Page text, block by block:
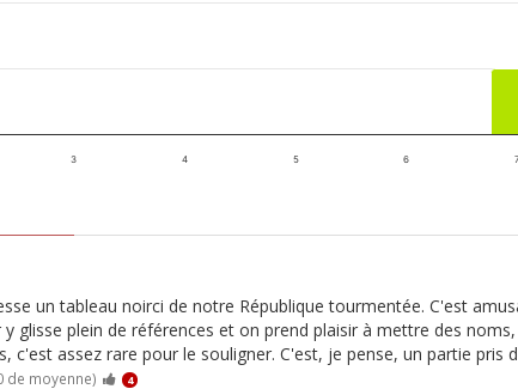
3 4 5 6 7
un tableau noirci de notre République tourmentée. C'est
glisse plein de références et on prend plaisir à mettre des
c'est assez rare pour le souligner. C'est, je pense, un partie pris
de moyenne) 4